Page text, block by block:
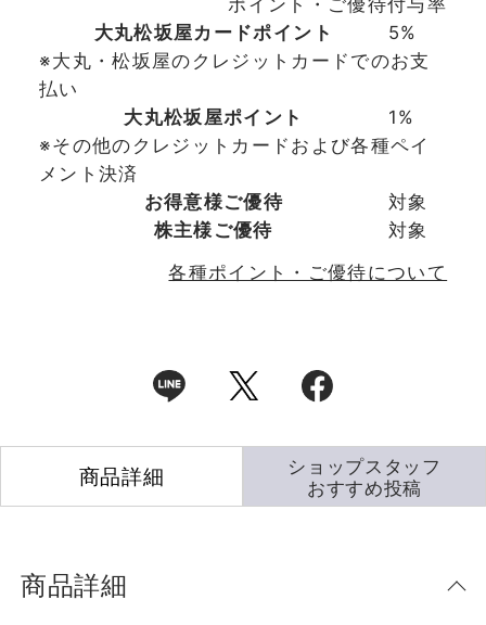
ポイント・ご優待付与率
大丸松坂屋カードポイント
5%
※大丸・松坂屋のクレジットカードでのお支
払い
大丸松坂屋ポイント
1%
※その他のクレジットカードおよび各種ペイ
メント決済
お得意様ご優待
対象
株主様ご優待
対象
各種ポイント・ご優待について
商品詳細
商品詳細
ショップスタッフ
おすすめ投稿